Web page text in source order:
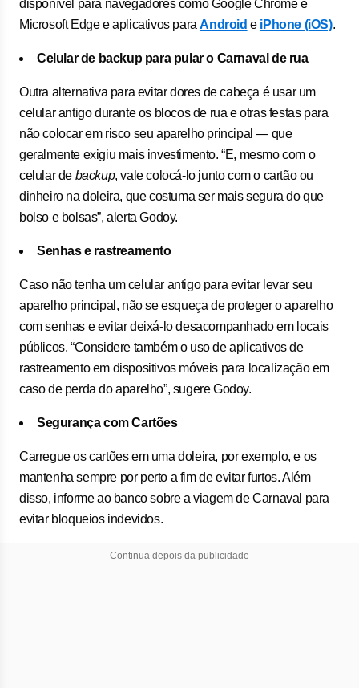
disponível para navegadores como Google Chrome e
Microsoft Edge e aplicativos paraAndroid e iPhone (iOS).
Celular de backup para pular o Carnaval de rua
Outra alternativa para evitar dores de cabeça é usar um
celular antigo durante os blocos de rua e otras festas para
não colocar em risco seu aparelho principal — que
geralmente exigiu mais investimento. “E, mesmo com o
celular de backup, vale colocá-lo junto com o cartão ou
dinheiro na doleira, que costuma ser mais segura do que
bolso e bolsas”, alerta Godoy.
Senhas e rastreamento
Caso não tenha um celular antigo para evitar levar seu
aparelho principal, não se esqueça de proteger o aparelho
com senhas e evitar deixá-lo desacompanhado em locais
públicos. “Considere também o uso de aplicativos de
rastreamento em dispositivos móveis para localização em
caso de perda do aparelho”, sugere Godoy.
Segurança com Cartões
Carregue os cartões em uma doleira, por exemplo, e os
mantenha sempre por perto a fim de evitar furtos. Além
disso, informe ao banco sobre a viagem de Carnaval para
evitar bloqueios indevidos.
Continua depois da publicidade